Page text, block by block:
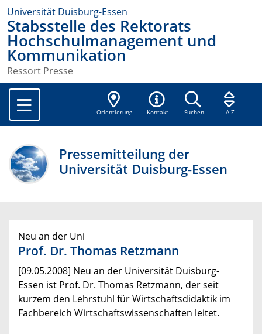
Universität Duisburg-Essen
Stabsstelle des Rektorats
Hochschulmanagement und
Kommunikation
Ressort Presse
Orientierung Kontakt Suchen A-Z
Pressemitteilung der
Universität Duisburg-Essen
Neu an der Uni
Prof. Dr. Thomas Retzmann
[09.05.2008] Neu an der Universität Duisburg-
Essen ist Prof. Dr. Thomas Retzmann, der seit
kurzem den Lehrstuhl für Wirtschaftsdidaktik im
Fachbereich Wirtschaftswissenschaften leitet.